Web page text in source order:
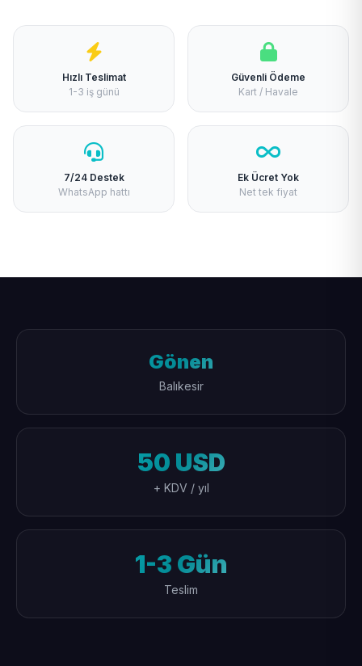
Hızlı Teslimat
1-3 iş günü
Güvenli Ödeme
Kart / Havale
7/24 Destek
WhatsApp hattı
Ek Ücret Yok
Net tek fiyat
Gönen
Balıkesir
50 USD
+ KDV / yıl
1-3 Gün
Teslim